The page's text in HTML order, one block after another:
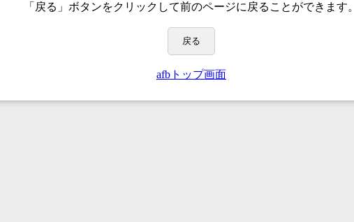
「戻る」ボタンをクリックして前のページに戻ることができます。
戻る
afbトップ画面